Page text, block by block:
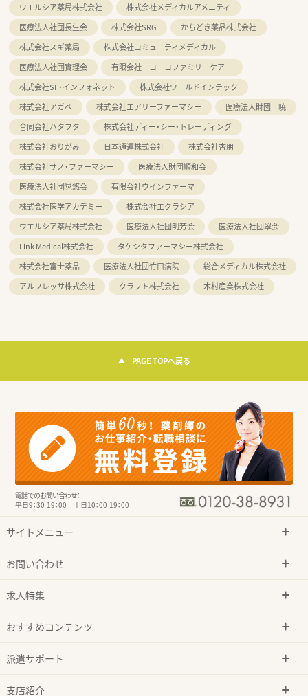
ウエルシア薬局株式会社
株式会社メディカルアメニティ
医療法人社団長生会
株式会社SRG
かちどき薬品株式会社
株式会社スギ薬局
株式会社コミュニティメディカル
医療法人社団實理会
有限会社ニコニコファミリーケア
株式会社SF・インフォネット
株式会社ワールドインテック
株式会社アガペ
株式会社エアリーファーマシー
医療法人財団 暁
合同会社ハタフタ
株式会社ディー・シー・トレーディング
株式会社おりがみ
日本通運株式会社
株式会社杏朋
株式会社サノ・ファーマシー
医療法人財団順和会
医療法人社団晃悠会
有限会社ウインファーマ
株式会社医学アカデミー
株式会社エクラシア
ウエルシア薬局株式会社
医療法人社団明芳会
医療法人社団翠会
Link Medical株式会社
タケシタファーマシー株式会社
株式会社富士薬品
医療法人社団竹口病院
総合メディカル株式会社
アルフレッサ株式会社
クラフト株式会社 木村産業株式会社
PAGE TOPへ戻る
電話でのお問い合わせ：
平日9：30-19：00 土日10：00-19：00
サイトメニュー
お問い合わせ
求人特集
おすすめコンテンツ
派遣サポート
支店紹介